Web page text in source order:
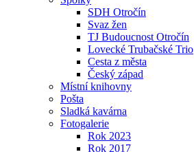
SDH Otročín
Svaz žen
TJ Budoucnost Otročín
Lovecké Trubačské Trio
Cesta z města
Český západ
Místní knihovny
Pošta
Sladká kavárna
Fotogalerie
Rok 2023
Rok 2017